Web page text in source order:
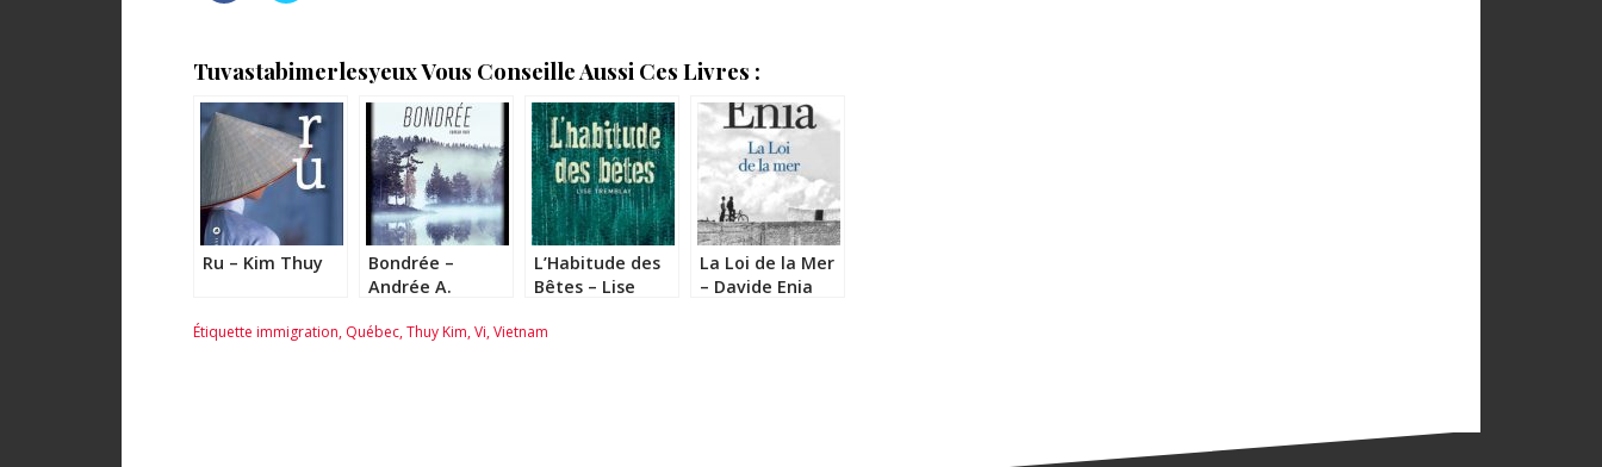
Tuvastabimerlesyeux Vous Conseille Aussi Ces Livres :
Ru – Kim Thuy
Bondrée –
Andrée A.
L’Habitude des
Bêtes – Lise
La Loi de la Mer
– Davide Enia
Étiquette immigration, Québec,Thuy Kim,Vi,Vietnam